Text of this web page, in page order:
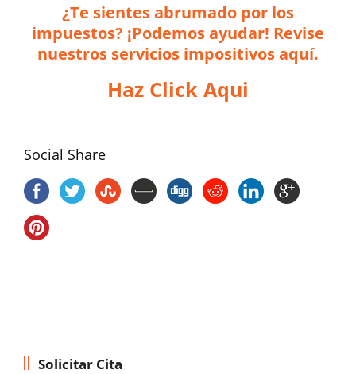
¿Te sientes abrumado por los
impuestos? ¡Podemos ayudar! Revise
nuestros servicios impositivos aquí.
Haz Click Aqui
Social Share
Solicitar Cita